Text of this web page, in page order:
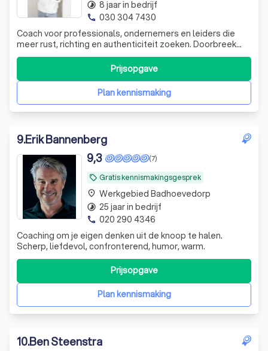
Coach voor professionals, ondernemers en leiders die
meer rust, richting en authenticiteit zoeken. Doorbreek
patronen, ontcijfer je emoties en maak keuzes die écht bij
Plan kennismaking
Prijsopgave
timelapse 8 jaar in bedrijf
phone 030 304 7430
9.Erik Bannenberg
local_offer Gratis kennismakingsgesprek
(7)
9,3
Coaching om je eigen denken uit de knoop te halen.
Scherp, liefdevol, confronterend, humor, warm.
Plan kennismaking
Prijsopgave
place Werkgebied Badhoevedorp
timelapse 25 jaar in bedrijf
phone 020 290 4346
10.Ben Steenstra